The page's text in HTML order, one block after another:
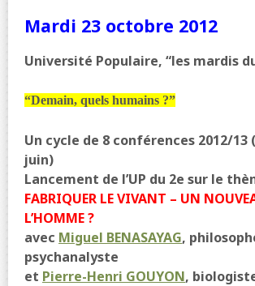
Mardi 23 octobre 2012
Université Populaire, “les mardis
“Demain, quels humains ?”
Un cycle de 8 conférences 2012/13
juin)
Lancement de l’UP du 2e sur le
FABRIQUER LE VIVANT – UN
L’HOMME ?
avec Miguel BENASAYAG,
psychanalyste
et Pierre-Henri GOUYON,